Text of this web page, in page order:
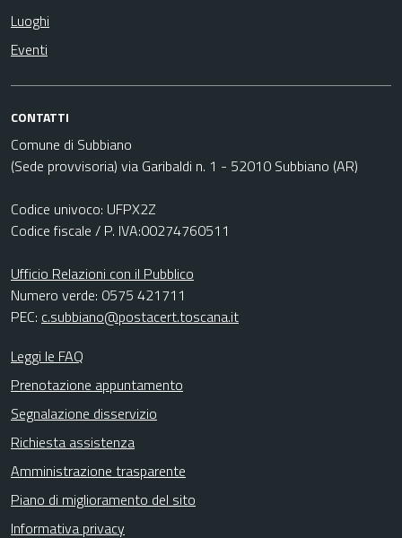
Luoghi
Eventi
CONTATTI
Comune di Subbiano
(Sede provvisoria) via Garibaldi n. 1 - 52010 Subbiano (AR)
Codice univoco: UFPX2Z
Codice fiscale / P. IVA:00274760511
Ufficio Relazioni con il Pubblico
Numero verde: 0575 421711
PEC: c.subbiano@postacert.toscana.it
Leggi le FAQ
Prenotazione appuntamento
Segnalazione disservizio
Richiesta assistenza
Amministrazione trasparente
Piano di miglioramento del sito
Informativa privacy